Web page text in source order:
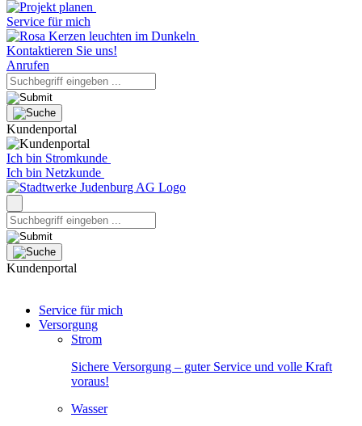
Service für mich
Kontaktieren Sie uns!
Anrufen
Kundenportal
Ich bin Stromkunde
Ich bin Netzkunde
Kundenportal
Service für mich
Versorgung
Strom
Sichere Versorgung – guter Service und volle Kraft
voraus!
Wasser